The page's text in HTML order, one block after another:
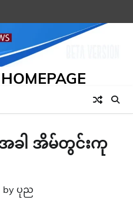
ခါ အိမ်တွင်းကု
by ပုည